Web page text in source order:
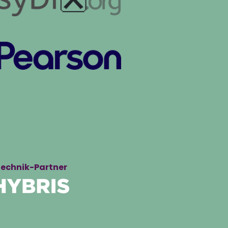
Partner